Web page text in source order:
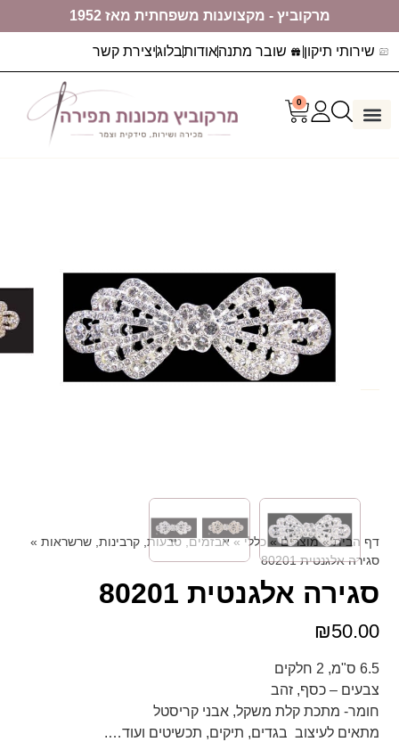
מרקוביץ - מקצוענות משפחתית מאז 1952
שירותי תיקון שובר מתנהאודותבלוגיצירת קשר
0
דף הבית»מוצרים»כללי»אבזמים, טבעות, קרבינות, שרשראות »
סגירה אלגנטית 80201
סגירה אלגנטית 80201
₪50.00
6.5 ס"מ, 2 חלקים
צבעים – כסף, זהב
חומר- מתכת קלת משקל, אבני קריסטל
מתאים לעיצוב בגדים, תיקים, תכשיטים ועוד….